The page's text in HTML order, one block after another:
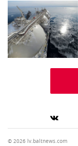
© 2026 lv.baltnews.com